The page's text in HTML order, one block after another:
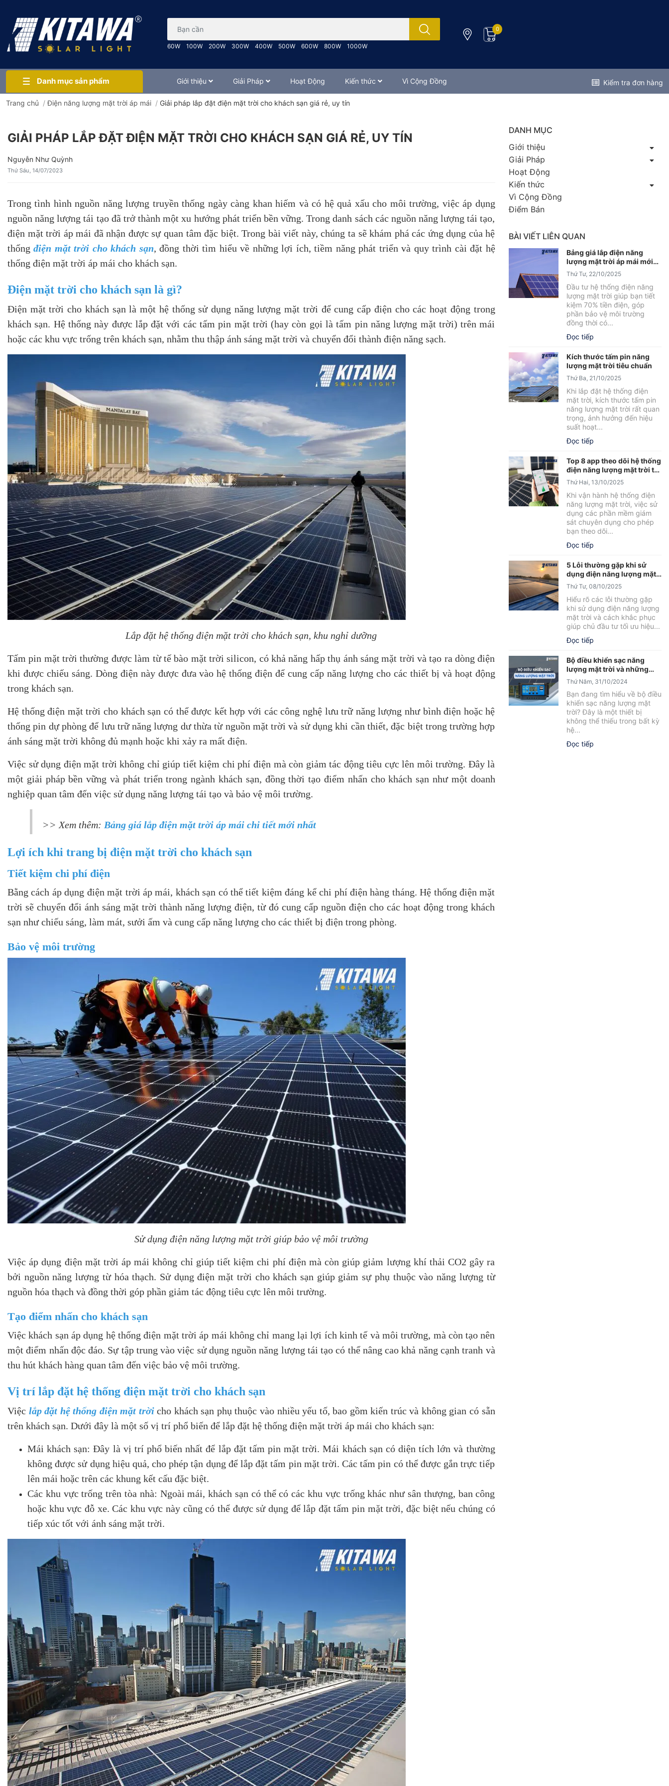
60W 100W 200W 300W 400W 500W 600W 800W 1000W
0
Danh mục sản phẩm Giới thiệu Giải Pháp Hoạt Động Kiến thức Vì Cộng Đồng Kiểm tra đơn hàng
Trang chủ /Điện năng lượng mặt trời áp mái / Giải pháp lắp đặt điện mặt trời cho khách sạn giá rẻ, uy tín
GIẢI PHÁP LẮP ĐẶT ĐIỆN MẶT TRỜI CHO KHÁCH SẠN GIÁ RẺ, UY TÍN
Nguyễn Như Quỳnh
Thứ Sáu, 14/07/2023
Trong tình hình nguồn năng lượng truyền thống ngày càng khan hiếm và có hệ quả xấu cho môi trường, việc áp dụng
nguồn năng lượng tái tạo đã trở thành một xu hướng phát triển bền vững. Trong danh sách các nguồn năng lượng tái tạo,
điện mặt trời áp mái đã nhận được sự quan tâm đặc biệt. Trong bài viết này, chúng ta sẽ khám phá các ứng dụng của hệ
thốngđiện mặt trời cho khách sạn, đồng thời tìm hiểu về những lợi ích, tiềm năng phát triển và quy trình cài đặt hệ
thống điện mặt trời áp mái cho khách sạn.
Điện mặt trời cho khách sạn là gì?
Điện mặt trời cho khách sạn là một hệ thống sử dụng năng lượng mặt trời để cung cấp điện cho các hoạt động trong
khách sạn. Hệ thống này được lắp đặt với các tấm pin mặt trời (hay còn gọi là tấm pin năng lượng mặt trời) trên mái
hoặc các khu vực trống trên khách sạn, nhằm thu thập ánh sáng mặt trời và chuyển đổi thành điện năng sạch.
Lắp đặt hệ thống điện mặt trời cho khách sạn, khu nghỉ dưỡng
Tấm pin mặt trời thường được làm từ tế bào mặt trời silicon, có khả năng hấp thụ ánh sáng mặt trời và tạo ra dòng điện
khi được chiếu sáng. Dòng điện này được đưa vào hệ thống điện để cung cấp năng lượng cho các thiết bị và hoạt động
trong khách sạn.
Hệ thống điện mặt trời cho khách sạn có thể được kết hợp với các công nghệ lưu trữ năng lượng như bình điện hoặc hệ
thống pin dự phòng để lưu trữ năng lượng dư thừa từ nguồn mặt trời và sử dụng khi cần thiết, đặc biệt trong trường hợp
ánh sáng mặt trời không đủ mạnh hoặc khi xảy ra mất điện.
Việc sử dụng điện mặt trời không chỉ giúp tiết kiệm chi phí điện mà còn giảm tác động tiêu cực lên môi trường. Đây là
một giải pháp bền vững và phát triển trong ngành khách sạn, đồng thời tạo điểm nhấn cho khách sạn như một doanh
nghiệp quan tâm đến việc sử dụng năng lượng tái tạo và bảo vệ môi trường.
>> Xem thêm: Bảng giá lắp điện mặt trời áp mái chi tiết mới nhất
Lợi ích khi trang bị điện mặt trời cho khách sạn
Tiết kiệm chi phí điện
Bằng cách áp dụng điện mặt trời áp mái, khách sạn có thể tiết kiệm đáng kể chi phí điện hàng tháng. Hệ thống điện mặt
trời sẽ chuyển đổi ánh sáng mặt trời thành năng lượng điện, từ đó cung cấp nguồn điện cho các hoạt động trong khách
sạn như chiếu sáng, làm mát, sưởi ấm và cung cấp năng lượng cho các thiết bị điện trong phòng.
Bảo vệ môi trường
Sử dụng điện năng lượng mặt trời giúp bảo vệ môi trường
Việc áp dụng điện mặt trời áp mái không chỉ giúp tiết kiệm chi phí điện mà còn giúp giảm lượng khí thải CO2 gây ra
bởi nguồn năng lượng từ hóa thạch. Sử dụng điện mặt trời cho khách sạn giúp giảm sự phụ thuộc vào năng lượng từ
nguồn hóa thạch và đồng thời góp phần giảm tác động tiêu cực lên môi trường.
Tạo điểm nhấn cho khách sạn
Việc khách sạn áp dụng hệ thống điện mặt trời áp mái không chỉ mang lại lợi ích kinh tế và môi trường, mà còn tạo nên
một điểm nhấn độc đáo. Sự tập trung vào việc sử dụng nguồn năng lượng tái tạo có thể nâng cao khả năng cạnh tranh và
thu hút khách hàng quan tâm đến việc bảo vệ môi trường.
Vị trí lắp đặt hệ thống điện mặt trời cho khách sạn
Việc lắp đặt hệ thống điện mặt trờicho khách sạn phụ thuộc vào nhiều yếu tố, bao gồm kiến trúc và không gian có sẵn
trên khách sạn. Dưới đây là một số vị trí phổ biến để lắp đặt hệ thống điện mặt trời áp mái cho khách sạn:
Mái khách sạn: Đây là vị trí phổ biến nhất để lắp đặt tấm pin mặt trời. Mái khách sạn có diện tích lớn và thường
không được sử dụng hiệu quả, cho phép tận dụng để lắp đặt tấm pin mặt trời. Các tấm pin có thể được gắn trực tiếp
lên mái hoặc trên các khung kết cấu đặc biệt.
Các khu vực trống trên tòa nhà: Ngoài mái, khách sạn có thể có các khu vực trống khác như sân thượng, ban công
hoặc khu vực đỗ xe. Các khu vực này cũng có thể được sử dụng để lắp đặt tấm pin mặt trời, đặc biệt nếu chúng có
tiếp xúc tốt với ánh sáng mặt trời.
DANH MỤC
Giới thiệu
Giải Pháp
Hoạt Động
Kiến thức
Vì Cộng Đồng
Điểm Bán
BÀI VIẾT LIÊN QUAN
Bảng giá lắp điện năng
lượng mặt trời áp mái mới
nhất 2025
Thứ Tư, 22/10/2025
Đầu tư hệ thống điện năng
lượng mặt trời giúp bạn tiết
kiệm 70% tiền điện, góp
phần bảo vệ môi trường
đồng thời có...
Đọc tiếp
Kích thước tấm pin năng
lượng mặt trời tiêu chuẩn
Thứ Ba, 21/10/2025
Khi lắp đặt hệ thống điện
mặt trời, kích thước tấm pin
năng lượng mặt trời rất quan
trọng, ảnh hưởng đến hiệu
suất hoạt...
Đọc tiếp
Top 8 app theo dõi hệ thống
điện năng lượng mặt trời tốt
nhất
Thứ Hai, 13/10/2025
Khi vận hành hệ thống điện
năng lượng mặt trời, việc sử
dụng các phần mềm giám
sát chuyên dụng cho phép
bạn theo dõi...
Đọc tiếp
5 Lỗi thường gặp khi sử
dụng điện năng lượng mặt
trời và cách khắc phục
Thứ Tư, 08/10/2025
Hiểu rõ các lỗi thường gặp
khi sử dụng điện năng lượng
mặt trời và cách khắc phục
giúp chủ đầu tư tối ưu hiệu...
Đọc tiếp
Bộ điều khiển sạc năng
lượng mặt trời và những
điều bạn cần biết
Thứ Năm, 31/10/2024
Bạn đang tìm hiểu về bộ điều
khiển sạc năng lượng mặt
trời? Đây là một thiết bị
không thể thiếu trong bất kỳ
hệ...
Đọc tiếp